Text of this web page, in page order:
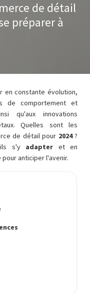
de détail
préparer à
en constante évolution,
de comportement et
qu'aux innovations
Quelles sont les
de détail pour 2024?
ils s'y adapter et en
anticiper l'avenir.